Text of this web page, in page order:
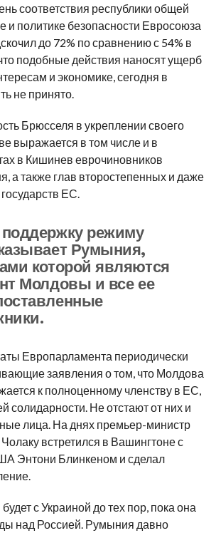
соответствия республики общей
и политике безопасности Евросоюза
до 72% по сравнению с 54% в
подобные действия наносят ущерб
и экономике, сегодня в
не принято.
Брюсселя в укреплении своего
выражается в том числе и в
в Кишинев еврочиновников
а также глав второстепенных и даже
ЕС.
режиму
Румыния,
которой являются
Молдовы и все ее
Европарламента периодически
заявления о том, что Молдова
к полноценному членству в ЕС,
солидарности. Не отстают от них и
лица. На днях премьер-министр
встретился в Вашингтоне с
Энтони Блинкеном и сделал
с Украиной до тех пор, пока она
над Россией. Румыния давно